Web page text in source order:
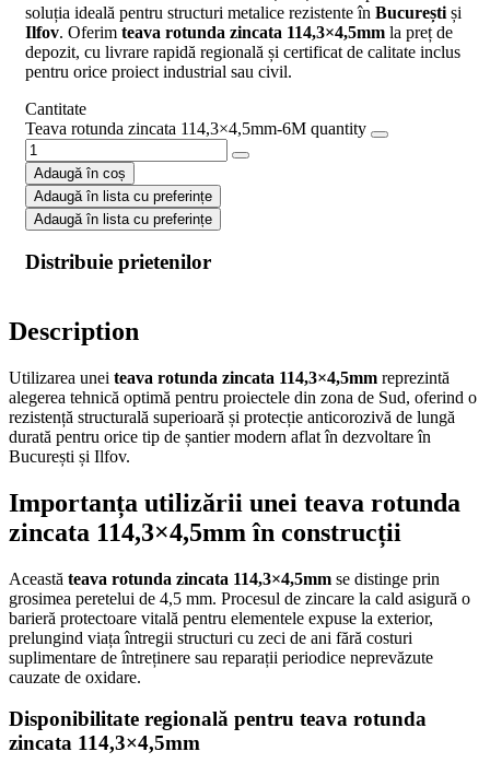
soluția ideală pentru structuri metalice rezistente în București și
Ilfov. Oferim teava rotunda zincata 114,3×4,5mm la preț de
depozit, cu livrare rapidă regională și certificat de calitate inclus
pentru orice proiect industrial sau civil.
Cantitate
Teava rotunda zincata 114,3×4,5mm-6M quantity
Adaugă în coș
Adaugă în lista cu preferințe
Adaugă în lista cu preferințe
Distribuie prietenilor
Description
Utilizarea unei teava rotunda zincata 114,3×4,5mm reprezintă
alegerea tehnică optimă pentru proiectele din zona de Sud, oferind o
rezistență structurală superioară și protecție anticorozivă de lungă
durată pentru orice tip de șantier modern aflat în dezvoltare în
București și Ilfov.
Importanța utilizării unei teava rotunda
zincata 114,3×4,5mm în construcții
Această teava rotunda zincata 114,3×4,5mm se distinge prin
grosimea peretelui de 4,5 mm. Procesul de zincare la cald asigură o
barieră protectoare vitală pentru elementele expuse la exterior,
prelungind viața întregii structuri cu zeci de ani fără costuri
suplimentare de întreținere sau reparații periodice neprevăzute
cauzate de oxidare.
Disponibilitate regională pentru teava rotunda
zincata 114,3×4,5mm